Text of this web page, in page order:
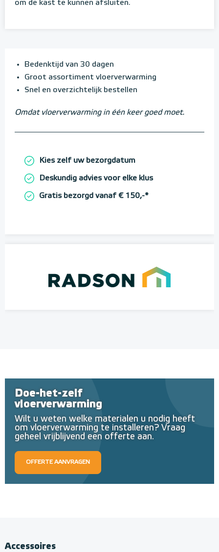
om de kast te kunnen afsluiten.
Bedenktijd van 30 dagen
Groot assortiment vloerverwarming
Snel en overzichtelijk bestellen
Omdat vloerverwarming in één keer goed moet.
Kies zelf uw bezorgdatum
Deskundig advies voor elke klus
Gratis bezorgd vanaf € 150,-*
Doe-het-zelf
vloerverwarming
Wilt u weten welke materialen u nodig heeft
om vloerverwarming te installeren? Vraag
geheel vrijblijvend een offerte aan.
OFFERTE AANVRAGEN
Accessoires